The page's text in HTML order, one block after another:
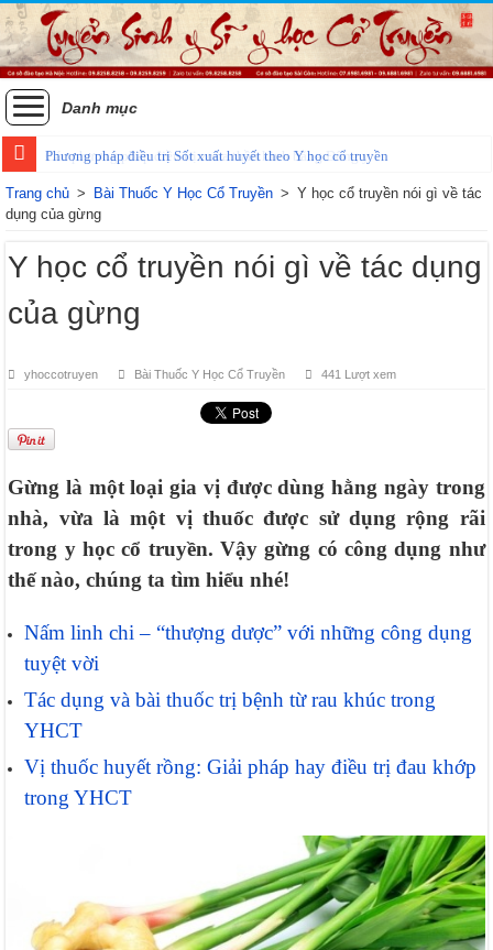
Danh mục
Phương pháp điều trị Sốt xuất huyết theo Y học cổ truyền
Các phương pháp điều trị zona thần kinh bằng Đông y
Trang chủ > Bài Thuốc Y Học Cổ Truyền > Y học cổ truyền nói gì về tác
dụng của gừng
Y học cổ truyền nói gì về tác dụng
của gừng
yhoccotruyen Bài Thuốc Y Học Cổ Truyền 441 Lượt xem
Gừng là một loại gia vị được dùng hằng ngày trong
nhà, vừa là một vị thuốc được sử dụng rộng rãi
trong y học cổ truyền. Vậy gừng có công dụng như
thế nào, chúng ta tìm hiểu nhé!
Nấm linh chi – “thượng dược” với những công dụng
tuyệt vời
Tác dụng và bài thuốc trị bệnh từ rau khúc trong
YHCT
Vị thuốc huyết rồng: Giải pháp hay điều trị đau khớp
trong YHCT